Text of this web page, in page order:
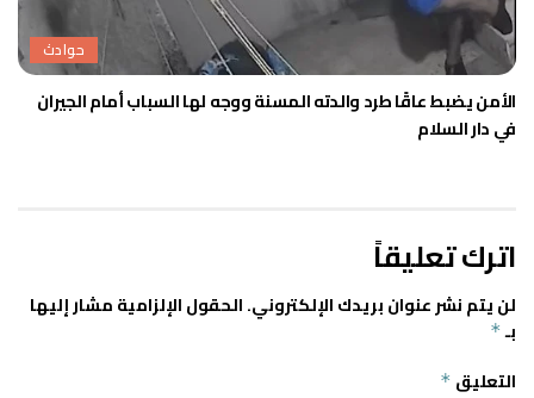
حوادث
الأمن يضبط عاقًا طرد والدته المسنة ووجه لها السباب أمام الجيران
في دار السلام
اترك تعليقاً
لن يتم نشر عنوان بريدك الإلكتروني.الحقول الإلزامية مشار إليها
بـ *
التعليق *